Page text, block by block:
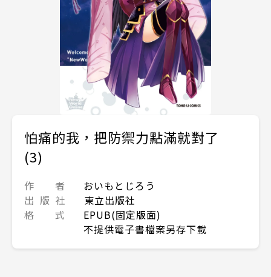
怕痛的我，把防禦力點滿就對了
(3)
作 者
おいもとじろう
出 版 社
東立出版社
格 式
EPUB(固定版面)
不提供電子書檔案另存下載